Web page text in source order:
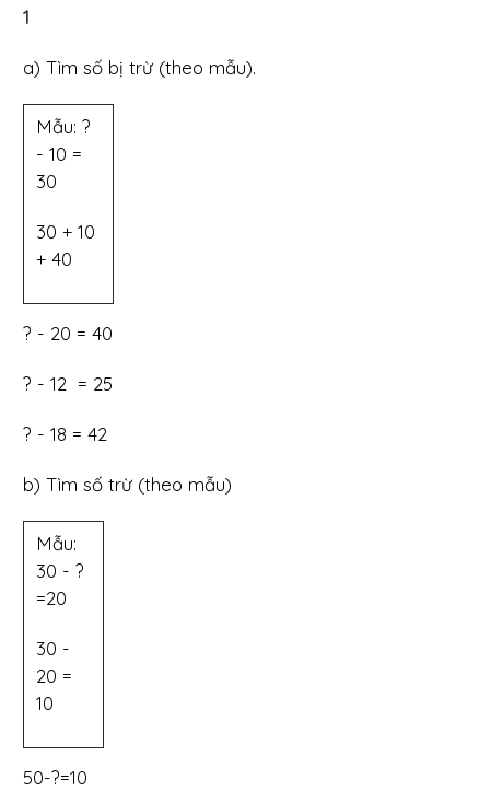
1
a) Tìm số bị trừ (theo mẫu).
Mẫu: ?
- 10 =
30
30 + 10
+ 40
? - 20 = 40
? - 12 = 25
? - 18 = 42
b) Tìm số trừ (theo mẫu)
Mẫu:
30 - ?
=20
30 -
20 =
10
50-?=10